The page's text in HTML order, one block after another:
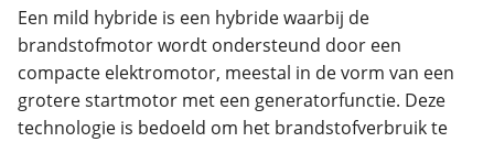
Een mild hybride is een hybride waarbij de
brandstofmotor wordt ondersteund door een
compacte elektromotor, meestal in de vorm van een
grotere startmotor met een generatorfunctie. Deze
technologie is bedoeld om het brandstofverbruik te